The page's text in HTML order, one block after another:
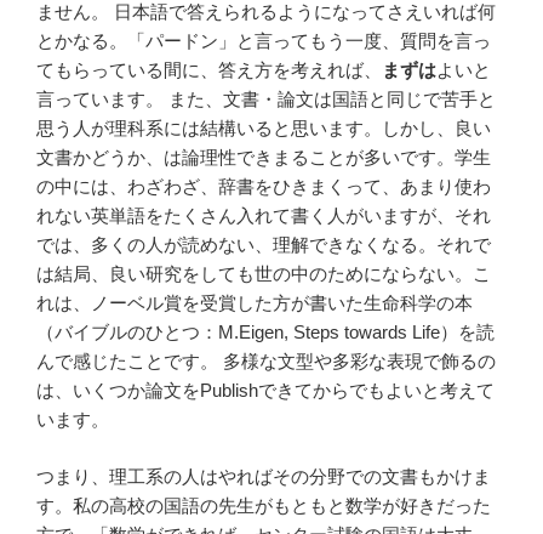
ません。 日本語で答えられるようになってさえいれば何
とかなる。「パードン」と言ってもう一度、質問を言っ
てもらっている間に、答え方を考えれば、
まずはよいと
言っています。 また、文書・論文は国語と同じで苦手と
思う人が理科系には結構いると思います。しかし、良い
文書かどうか、は論理性できまることが多いです。学生
の中には、わざわざ、辞書をひきまくって、あまり使わ
れない英単語をたくさん入れて書く人がいますが、それ
では、多くの人が読めない、理解できなくなる。それで
は結局、良い研究をしても世の中のためにならない。こ
れは、ノーベル賞を受賞した方が書いた生命科学の本
（バイブルのひとつ：M.Eigen, Steps towards Life）を読
んで感じたことです。 多様な文型や多彩な表現で飾るの
は、いくつか論文をPublishできてからでもよいと考えて
います。
つまり、理工系の人はやればその分野での文書もかけま
す。私の高校の国語の先生がもともと数学が好きだった